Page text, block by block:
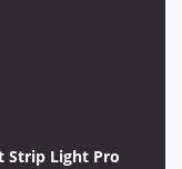
Strip Light Pro